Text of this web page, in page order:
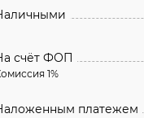
счёт ФОП
1%
платежем